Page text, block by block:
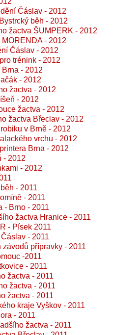
Čáslav - 2012
běh - 2012
žactva ŠUMPERK - 2012
- 2012
Čáslav - 2012
trénink - 2012
Brna - 2012
- 2012
žactva - 2012
- 2012
žactva - 2012
žactva Břeclav - 2012
v Brně - 2012
vrchu - 2012
Brna - 2012
- 2012
- 2012
- 2011
- 2011
- Brno - 2011
žactva Hranice - 2011
- Písek 2011
- 2011
přípravky - 2011
-2011
- 2011
žactva - 2011
žactva - 2011
žactva - 2011
kraje Vyškov - 2011
- 2011
žactva - 2011